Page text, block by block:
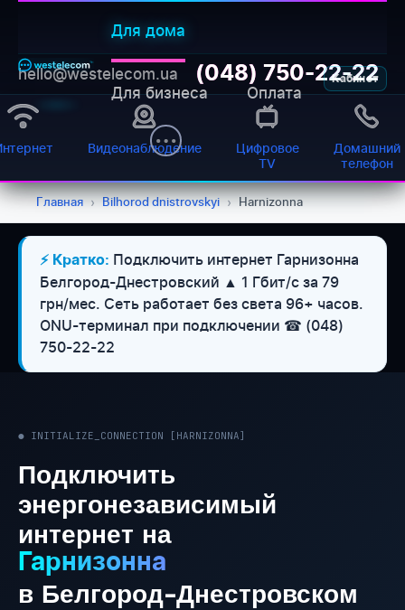
Для дома
Для бизнеса Оплата
Кабинет
hello@westelecom.ua (048) 750-22-22
Видеонаблюдение
Цифровое
TV
Домашний
телефон
Главная › Bilhorod dnistrovskyi › Harnizonna
⚡ Кратко: Подключить интернет Гарнизонна
Белгород-Днестровский ▲ 1 Гбит/с за 79
грн/мес. Сеть работает без света 96+ часов.
ONU-терминал при подключении ☎ (048)
750-22-22
● INITIALIZE_CONNECTION [HARNIZONNA]
Подключить
энергонезависимый
интернет на
Гарнизонна
в Белгород-Днестровском